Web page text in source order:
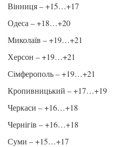
Вінниця – +15…+17
Одеса – +18…+20
Миколаїв – +19…+21
Херсон – +19…+21
Сімферополь – +19…+21
Кропивницький – +17…+19
Черкаси – +16…+18
Чернігів – +16…+18
Суми – +15…+17